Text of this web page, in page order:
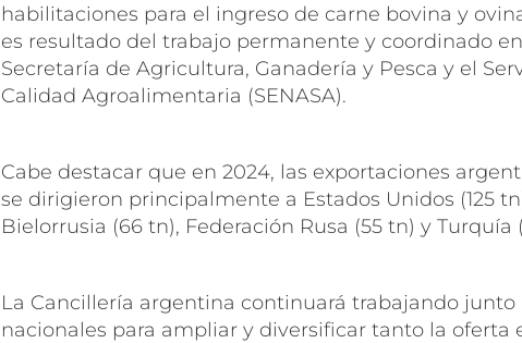
habilitaciones para el ingreso de carne bovina y
es resultado del trabajo permanente y coordinado
Secretaría de Agricultura, Ganadería y Pesca y el
Calidad Agroalimentaria (SENASA).
Cabe destacar que en 2024, las exportaciones
se dirigieron principalmente a Estados Unidos (125
Bielorrusia (66 tn), Federación Rusa (55 tn) y Turquía
La Cancillería argentina continuará trabajando
nacionales para ampliar y diversificar tanto la oferta